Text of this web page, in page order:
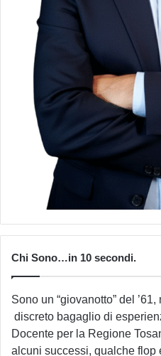
Chi Sono…in 10 secondi.
Sono un “giovanotto” del
discreto bagaglio di
Docente per la Regione
alcuni successi, qualche flop